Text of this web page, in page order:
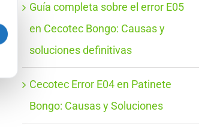
Guía completa sobre el error E05
en Cecotec Bongo: Causas y
soluciones definitivas
Cecotec Error E04 en Patinete
Bongo: Causas y Soluciones